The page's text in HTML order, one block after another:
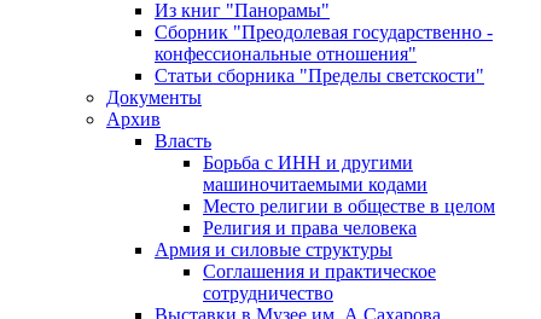
Из книг "Панорамы"
Сборник "Преодолевая государственно -
конфессиональные отношения"
Статьи сборника "Пределы светскости"
Документы
Архив
Власть
Борьба с ИНН и другими
машиночитаемыми кодами
Место религии в обществе в целом
Религия и права человека
Армия и силовые структуры
Соглашения и практическое
сотрудничество